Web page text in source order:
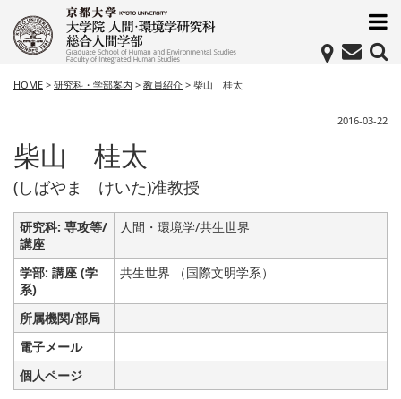
HOME > 研究科・学部案内 > 教員紹介 > 柴山 桂太
柴山 桂太
(しばやま けいた)准教授
2016-03-22
研究科: 専攻等/
講座
人間・環境学/共生世界
学部: 講座 (学
系)
共生世界 （国際文明学系）
所属機関/部局
電子メール
個人ページ